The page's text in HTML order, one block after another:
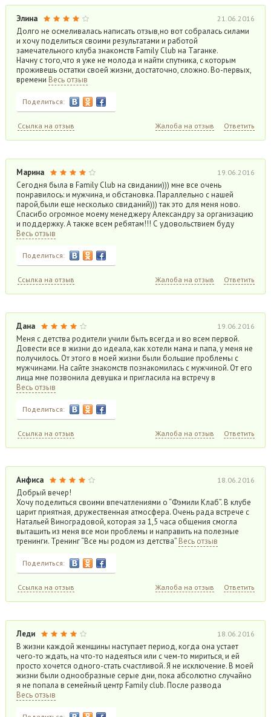
Элина 21.06.2016
Долго не осмеливалась написать отзыв,но вот собралась силами
и хочу поделиться своими результатами и работой
замечательного клуба знакомств Family Club на Таганке.
Начну с того,что я уже не молода и найти спутника, с которым
проживешь остатки своей жизни, достаточно, сложно. Во-первых,
времени Весь отзыв
Поделиться:
Ссылка на отзыв Жалоба на отзыв Ответить
Марина 19.06.2016
Сегодня была в Family Club на свидании))) мне все очень
понравилось: и мужчина, и обстановка. Параллельно с нашей
парой,были еще несколько свиданий))) так это для меня ново.
Спасибо огромное моему менеджеру Александру за организацию
и поддержку. А также всем ребятам!!! С удовольствием буду
Весь отзыв
Поделиться:
Ссылка на отзыв Жалоба на отзыв Ответить
Дана 19.06.2016
Меня с детства родители учили быть всегда и во всем первой.
Довести все в жизни до идеала, как хотели мама и папа, у меня не
получилось. От этого в моей жизни были большие проблемы с
мужчинами. На сайте знакомств познакомилась с мужчиной. От его
лица мне позвонила девушка и пригласила на встречу в
Весь отзыв
Поделиться:
Ссылка на отзыв Жалоба на отзыв Ответить
Анфиса 18.06.2016
Добрый вечер!
Хочу поделиться своими впечатлениями о “Фэмили Клаб”. В клубе
царит приятная, дружественная атмосфера. Очень рада встрече с
Натальей Виноградовой, которая за 1,5 часа общения смогла
вытащить из меня все мои проблемы и направить на полезные
тренинги. Тренинг “Все мы родом из детства” Весь отзыв
Поделиться:
Ссылка на отзыв Жалоба на отзыв Ответить
Леди 18.06.2016
В жизни каждой женщины наступает период, когда она устает
чего-то ждать, на что-то надеяться или с чем-то мириться, и ей
просто хочется одного-стать счастливой. Я не исключение. В моей
жизни были однообразные серые дни, пока абсолютно случайно
я не попала в семейный центр Family club. После развода
Весь отзыв